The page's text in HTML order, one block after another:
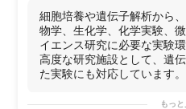
かかり
臨床
会が
遺伝
が認
外部
細胞培養や遺伝子解析から
物学、生化学、化学実験、
イエンス研究に必要な実験
高度な研究施設として、遺
た実験にも対応しています。
もっと